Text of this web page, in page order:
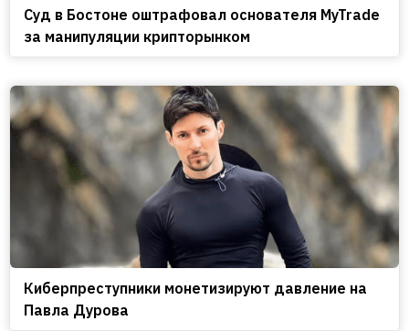
Cуд в Бостоне оштрафовал основателя MyTrade
за манипуляции крипторынком
Киберпреступники монетизируют давление на
Павла Дурова